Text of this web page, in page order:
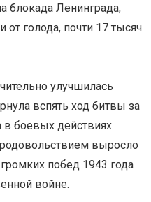
блокада Ленинграда,
от голода, почти 17 тысяч
улучшилась
вспять ход битвы за
в боевых действиях
выросло
побед 1943 года
войне.